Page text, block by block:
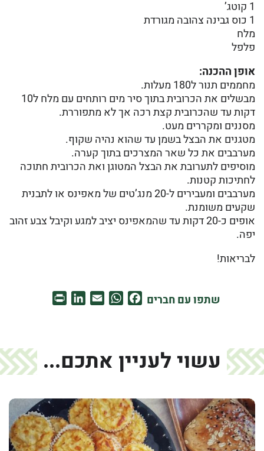
1 קוטג’
1 כוס גבינה צהובה מגורדת
מלח
פלפל
אופן ההכנה:
מחממים תנור ל180 מעלות.
מבשלים את הכרובית בתוך סיר מים רותחים עם מלח ל10
דקות עד שהכרובית קצת רכה אך לא מתפוררת.
מסננים ומקררים מעט.
מטגנים את הבצל בשמן עד שהוא נהיה שקוף.
מערבבים את כל שאר המצרכים בתוך קערה.
מוסיפים לתערובת את הבצל המטוגן ואת הכרובית חתוכה
לחתיכות קטנות.
מערבבים ומעבירים ל-20 מנג’טים של מאפינס או לתבנית
שקעים משומנת.
אופים כ-20 דקות עד שהמאפינס יציב למגע וקיבל צבע זהוב
יפה.
לבריאות!
שתפו עם חברים Facebook
WhatsApp
Email
LinkedIn
עשוי לעניין אתכם...